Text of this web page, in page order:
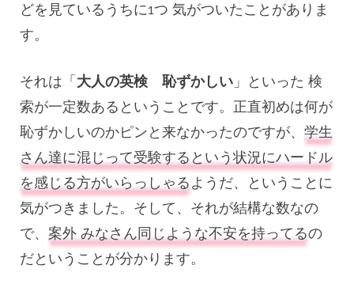
検
て
恥
か
し
い？
そ
の
不
安
どを見ているうちに1つ 気がついたことがありま
す。
それは「 大人の英検 恥ずかしい 」といった 検
索が一定数あるということです。正直初めは何が
恥ずかしいのかピンと来なかったのですが、 学生
さん達に混じって受験するという状況にハードル
を感じる方がいらっしゃるようだ、ということに
気がつきました。そして、それが結構な数なの
で、 案外 みなさん同じような不安を持ってるの
だということが分かります。